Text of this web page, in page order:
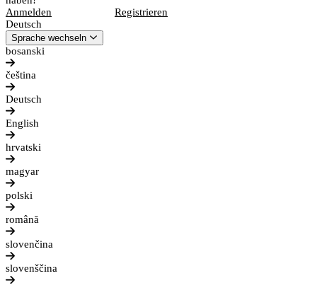
Anmelden
Registrieren
Deutsch
Sprache wechseln
bosanski
čeština
Deutsch
English
hrvatski
magyar
polski
română
slovenčina
slovenščina